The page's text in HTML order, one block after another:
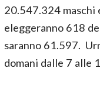
20.547.324 maschi
eleggeranno 618
saranno 61.597.
domani dalle 7 alle